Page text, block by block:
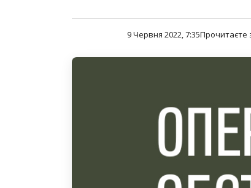
9 Червня 2022, 7:35Прочитаєте